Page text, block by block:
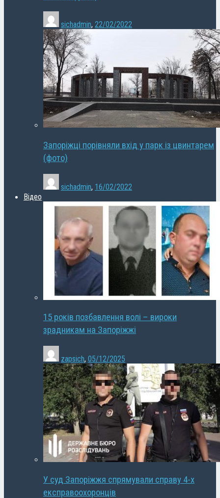
sichadmin, 22/02/2022
Запоріжці порівняли вхід у парк із цвинтарем
(фото)
sichadmin, 16/02/2022
Відео
15 років позбавлення волі – вироки
зрадникам на Запоріжжі
zapsich, 05/12/2025
У суд Запоріжжя спрямували справу 4-х
експравоохоронців